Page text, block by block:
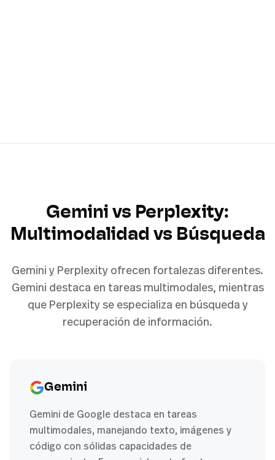
Gemini vs Perplexity:
Multimodalidad vs Búsqueda
Gemini y Perplexity ofrecen fortalezas diferentes.
Gemini destaca en tareas multimodales, mientras
que Perplexity se especializa en búsqueda y
recuperación de información.
Gemini
Gemini de Google destaca en tareas
multimodales, manejando texto, imágenes y
código con sólidas capacidades de